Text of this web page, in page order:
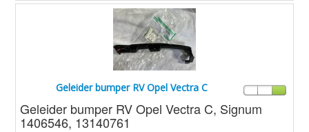
Geleider bumper RV Opel Vectra C
Geleider bumper RV Opel Vectra C, Signum
1406546, 13140761